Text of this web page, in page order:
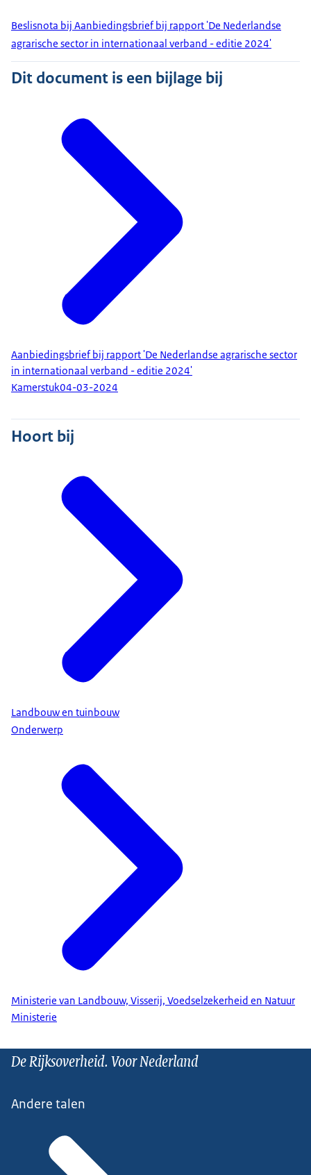
Beslisnota bij Aanbiedingsbrief bij rapport 'De Nederlandse
agrarische sector in internationaal verband - editie 2024'
Dit document is een bijlage bij
Aanbiedingsbrief bij rapport 'De Nederlandse agrarische sector
in internationaal verband - editie 2024'
Kamerstuk04-03-2024
Hoort bij
Landbouw en tuinbouw
Onderwerp
Ministerie van Landbouw, Visserij, Voedselzekerheid en Natuur
Ministerie
De Rijksoverheid. Voor Nederland
Andere talen